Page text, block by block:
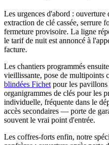
Les urgences d'abord :
extraction de clé cassée, serrure
fermeture provisoire. La ligne
le tarif de nuit est annoncé à
facture.
Les chantiers programmés
vieillissante, pose de multipoints
blindées Fichetpour les pavillons
organigrammes de clés pour les
individuelle, fréquente dans le
accès secondaires — porte de
souvent le vrai point d'entrée.
Les coffres-forts enfin, notre